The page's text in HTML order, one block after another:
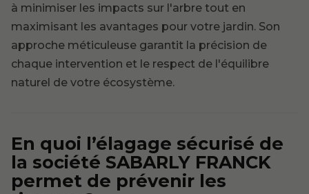
à minimiser les impacts sur l'arbre tout en
maximisant les avantages pour votre jardin. Son
approche méticuleuse garantit la précision de
chaque intervention et le respect de l'équilibre
naturel de votre écosystème.
En quoi l’élagage sécurisé de
la société SABARLY FRANCK
permet de prévenir les